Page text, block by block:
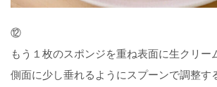
⑫
もう１枚のスポンジを重ね表面に生クリー
側面に少し垂れるようにスプーンで調整す